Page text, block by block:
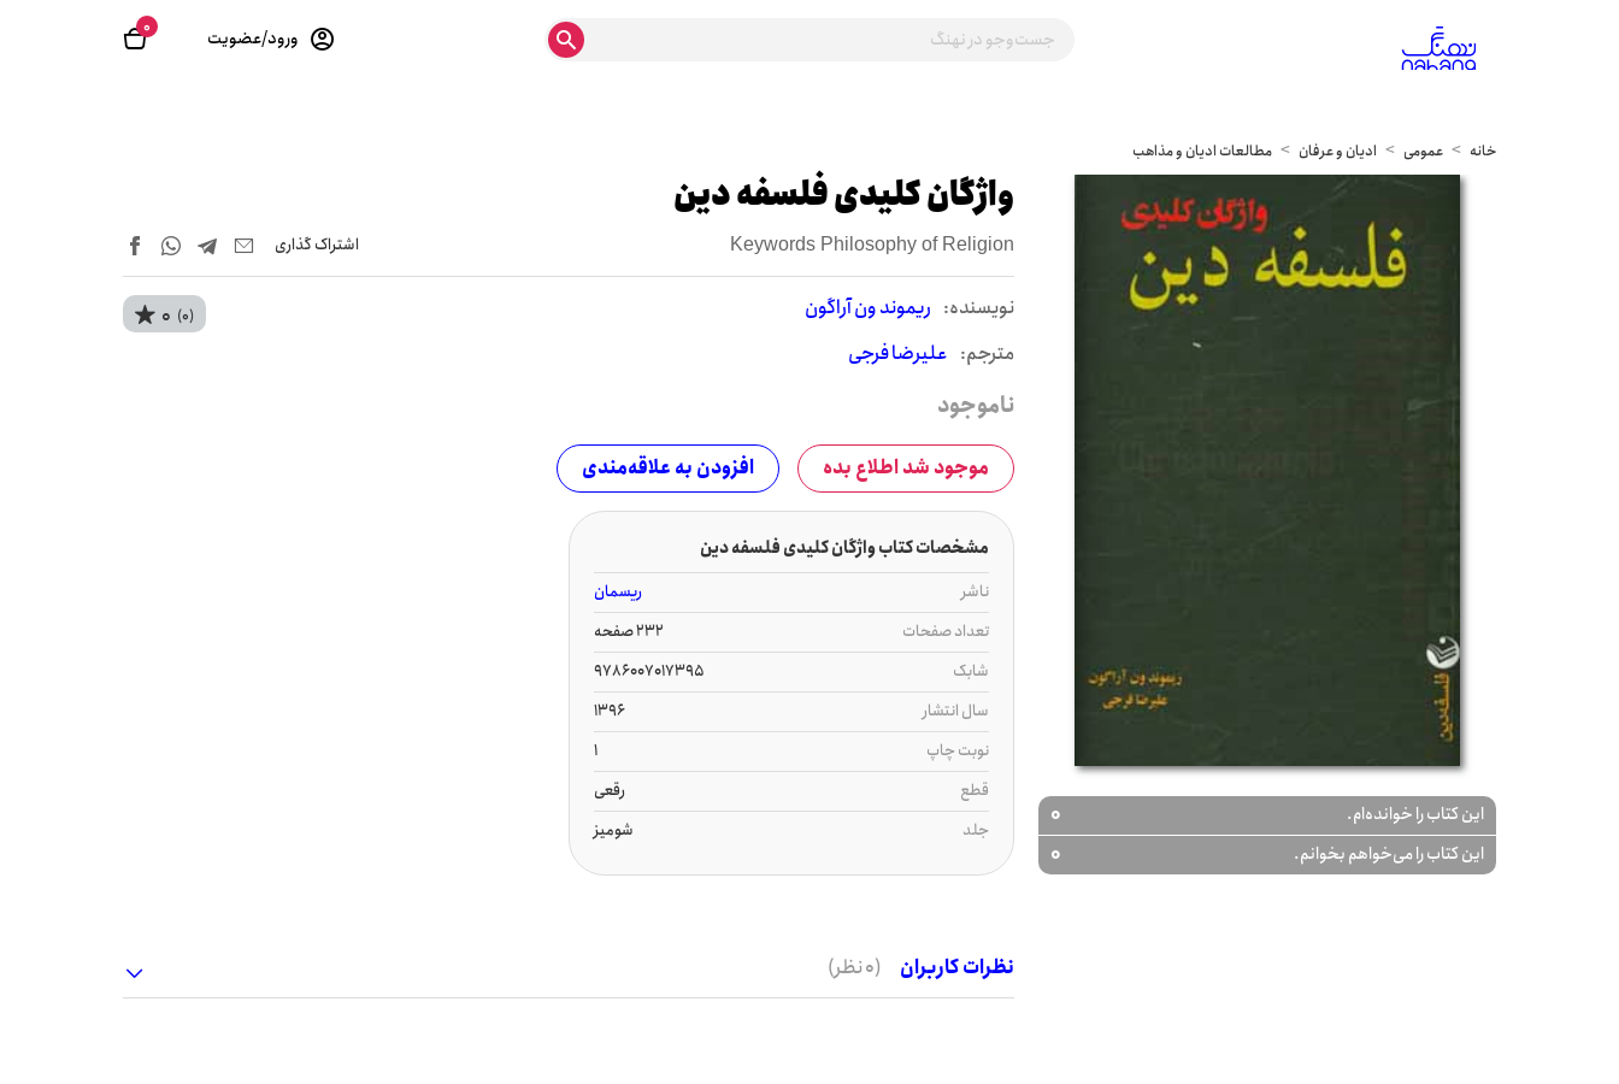
0 ورود/عضویت
خانه عمومی ادیان و عرفان مطالعات ادیان و مذاهب
این کتاب را خوانده‌ام. 0
این کتاب را می‌خواهم بخوانم. 0
واژگان کلیدی فلسفه دین
Keywords Philosophy of Religion اشتراک‌ گذاری
نويسنده: ریموند ون آراگون
مترجم: علیرضا فرجی
0 (0)
ناموجود
موجود شد اطلاع بده افزودن به علاقه‌مندی
مشخصات کتاب واژگان کلیدی فلسفه دین
ناشر
ریسمان
تعداد صفحات
232 صفحه
شابک
9786007017395
سال انتشار
1396
نوبت چاپ
1
قطع
رقعی
جلد
شومیز
نظرات کاربران (0 نظر)